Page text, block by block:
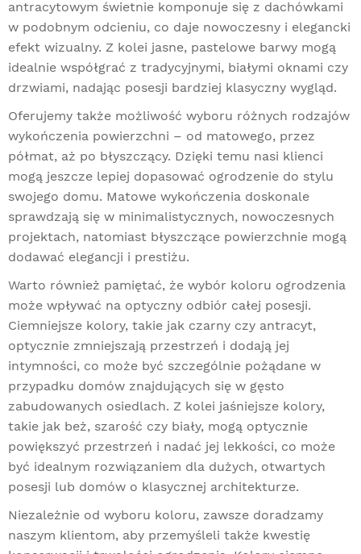
antracytowym świetnie komponuje się z dachówkami
w podobnym odcieniu, co daje nowoczesny i elegancki
efekt wizualny. Z kolei jasne, pastelowe barwy mogą
idealnie współgrać z tradycyjnymi, białymi oknami czy
drzwiami, nadając posesji bardziej klasyczny wygląd.
Oferujemy także możliwość wyboru różnych rodzajów
wykończenia powierzchni – od matowego, przez
półmat, aż po błyszczący. Dzięki temu nasi klienci
mogą jeszcze lepiej dopasować ogrodzenie do stylu
swojego domu. Matowe wykończenia doskonale
sprawdzają się w minimalistycznych, nowoczesnych
projektach, natomiast błyszczące powierzchnie mogą
dodawać elegancji i prestiżu.
Warto również pamiętać, że wybór koloru ogrodzenia
może wpływać na optyczny odbiór całej posesji.
Ciemniejsze kolory, takie jak czarny czy antracyt,
optycznie zmniejszają przestrzeń i dodają jej
intymności, co może być szczególnie pożądane w
przypadku domów znajdujących się w gęsto
zabudowanych osiedlach. Z kolei jaśniejsze kolory,
takie jak beż, szarość czy biały, mogą optycznie
powiększyć przestrzeń i nadać jej lekkości, co może
być idealnym rozwiązaniem dla dużych, otwartych
posesji lub domów o klasycznej architekturze.
Niezależnie od wyboru koloru, zawsze doradzamy
naszym klientom, aby przemyśleli także kwestię